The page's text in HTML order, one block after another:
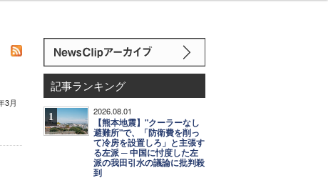
3月
記事ランキング
1 2026.08.01
【熊本地震】"クーラーなし
避難所"で、「防衛費を削っ
て冷房を設置しろ」と主張す
る左派 ─ 中国に忖度した左
派の我田引水の議論に批判殺
到